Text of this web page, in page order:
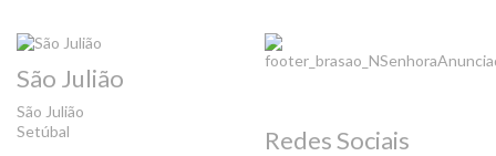
São Julião
São Julião
Setúbal
Redes Sociais